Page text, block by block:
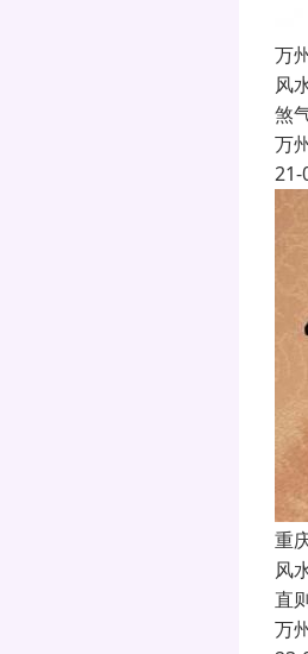
万
风
煞
万
21-
重
风
直
万